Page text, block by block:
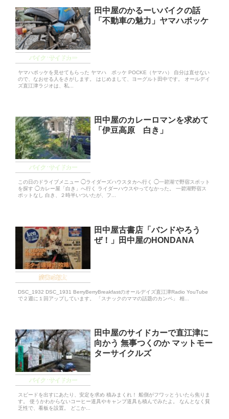
バイク･サイドカー
田中屋のかるーいバイクの話
「不動車の魅力」ヤマハポッケ
ヤマハポッケを見せてもらった ヤマハ ポッケ POCKE（ヤマハ） 自分は直せない
ので、なおせる人をさがします。 はじめまして、ヨーグルト田中です。 オールデイ
ズ直江津ラジオは、私...
バイク･サイドカー
田中屋のカレーロマンを求めて
「伊豆高原 白き」
この日のドライブメニュー ◯ライダーズハウスタカへ行く ◯一碧湖で野宿スポット
を探す ◯カレー屋「白き」へ行く ライダーハウスやってなかった。 一碧湖野宿ス
ポットなし 白き、２時半いついたが、フ...
読書感想文
田中屋古書店「バンドやろう
ぜ！」田中屋のHONDANA
DSC_1932 DSC_1931 BerryBerryBreakfastのオールデイズ直江津Radio YouTube
で２週に１回アップしています。 「スナックのママの話題のカンペ」 相...
バイク･サイドカー
田中屋のサイドカーで直江津に
向かう 無事つくのか マットモー
ターサイクルズ
スピードを出すにあたり、安定を求め 積みまくれ！ 船側がフワッとういたら焦りま
す。 使うかわからないコーヒー道具やキャンプ道具も積んでみたよ。 なんとなく貧
乏性で、看板を設置。 どこか...